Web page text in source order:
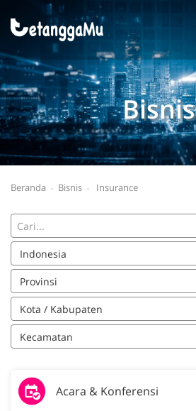
Bisnis
Beranda Bisnis Insurance
Acara & Konferensi